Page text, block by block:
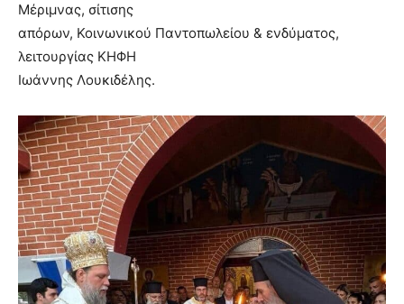
Μέριμνας, σίτισης
απόρων, Κοινωνικού Παντοπωλείου & ενδύματος,
λειτουργίας ΚΗΦΗ
Ιωάννης Λουκιδέλης.